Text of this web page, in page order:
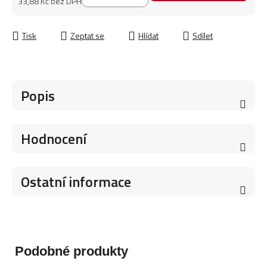
Tisk Zeptat se Hlídat Sdílet
Popis
Hodnocení
Ostatní informace
Podobné produkty